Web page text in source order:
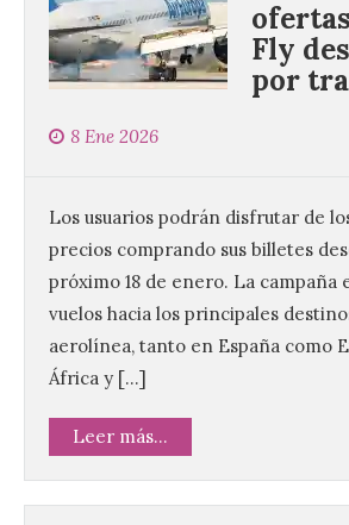
Fly
por
8 Ene 2026
Los usuarios podrán disfrutar de
precios comprando sus billetes
próximo 18 de enero. La campaña
vuelos hacia los principales
aerolínea, tanto en España como
África y […]
Leer más...